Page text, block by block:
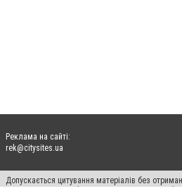
Реклама на сайті:
rek@citysites.ua
Допускається цитування матеріалів без